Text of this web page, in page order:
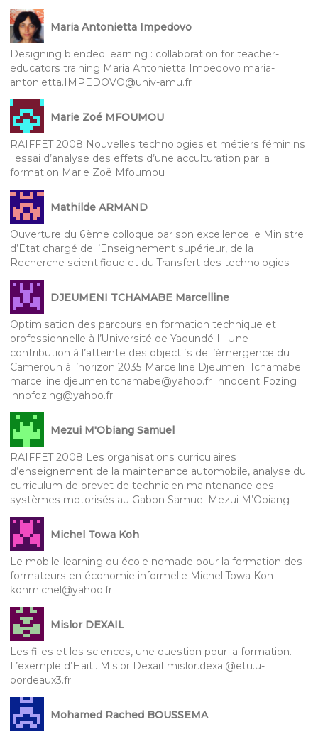
Maria Antonietta Impedovo
Designing blended learning : collaboration for teacher-
educators training Maria Antonietta Impedovo maria-
antonietta.IMPEDOVO@univ-amu.fr
Marie Zoé MFOUMOU
RAIFFET 2008 Nouvelles technologies et métiers féminins
: essai d’analyse des effets d’une acculturation par la
formation Marie Zoë Mfoumou
Mathilde ARMAND
Ouverture du 6ème colloque par son excellence le Ministre
d’Etat chargé de l’Enseignement supérieur, de la
Recherche scientifique et du Transfert des technologies
DJEUMENI TCHAMABE Marcelline
Optimisation des parcours en formation technique et
professionnelle à l’Université de Yaoundé I : Une
contribution à l’atteinte des objectifs de l’émergence du
Cameroun à l’horizon 2035 Marcelline Djeumeni Tchamabe
marcelline.djeumenitchamabe@yahoo.fr Innocent Fozing
innofozing@yahoo.fr
Mezui M'Obiang Samuel
RAIFFET 2008 Les organisations curriculaires
d’enseignement de la maintenance automobile, analyse du
curriculum de brevet de technicien maintenance des
systèmes motorisés au Gabon Samuel Mezui M’Obiang
Michel Towa Koh
Le mobile-learning ou école nomade pour la formation des
formateurs en économie informelle Michel Towa Koh
kohmichel@yahoo.fr
Mislor DEXAIL
Les filles et les sciences, une question pour la formation.
L’exemple d’Haïti. Mislor DexaiI mislor.dexai@etu.u-
bordeaux3.fr
Mohamed Rached BOUSSEMA